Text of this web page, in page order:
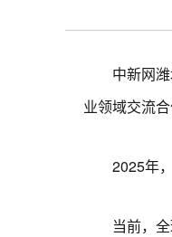
中新网潍
业领域交流合
2025年，
当前，全